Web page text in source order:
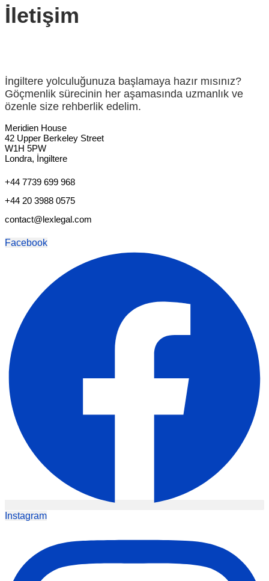
İletişim
İngiltere yolculuğunuza başlamaya hazır mısınız?
Göçmenlik sürecinin her aşamasında uzmanlık ve
özenle size rehberlik edelim.
Meridien House
42 Upper Berkeley Street
W1H 5PW
Londra, İngiltere
+44 7739 699 968
+44 20 3988 0575
contact@lexlegal.com
Facebook
Instagram